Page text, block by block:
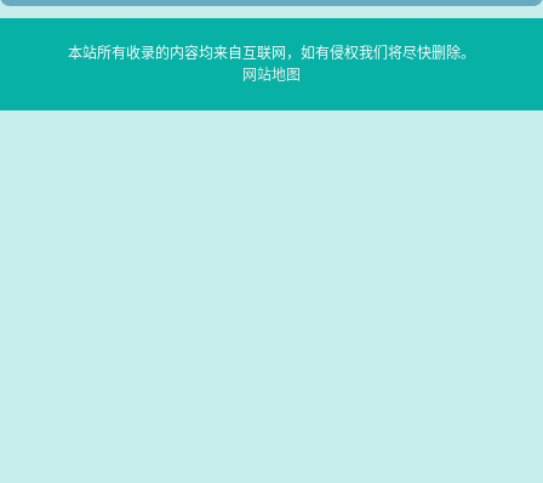
本站所有收录的内容均来自互联网，如有侵权我们将尽快删除。
网站地图